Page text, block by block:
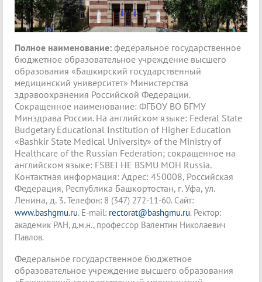
Полное наименование: федеральное государственное
бюджетное образовательное учреждение высшего
образования «Башкирский государственный
медицинский университет» Министерства
здравоохранения Российской Федерации.
Сокращенное наименование: ФГБОУ ВО БГМУ
Минздрава России. На английском языке: Federal State
Budgetary Educational Institution of Higher Education
«Bashkir State Medical University» of the Ministry of
Healthcare of the Russian Federation; сокращенное на
английском языке: FSBEI HE BSMU MOH Russia.
Контактная информация: Адрес: 450008, Российская
Федерация, Республика Башкортостан, г. Уфа, ул.
Ленина, д. 3.Телефон: 8 (347) 272-11-60. Сайт:
www.bashgmu.ru. E-mail: reсtorat@bashgmu.ru. Ректор:
академик РАН, д.м.н., профессор Валентин Николаевич
Павлов.
Федеральное государственное бюджетное
образовательное учреждение высшего образования